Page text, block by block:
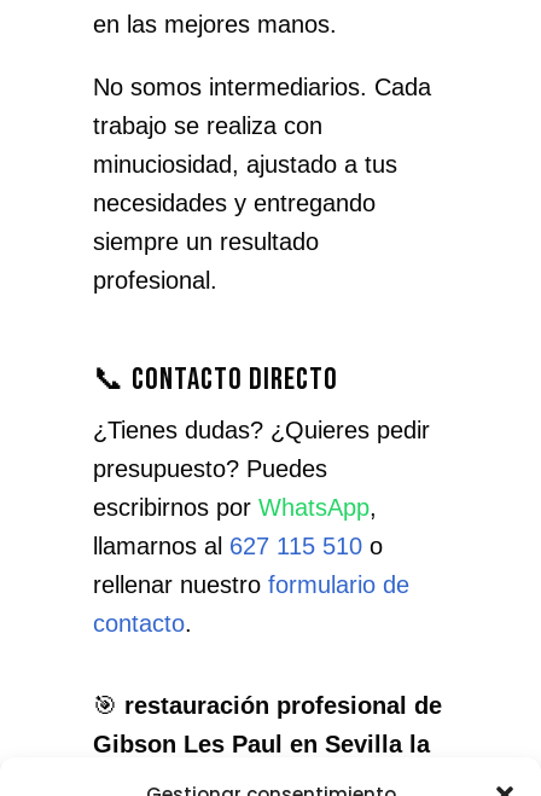
en las mejores manos.
No somos intermediarios. Cada
trabajo se realiza con
minuciosidad, ajustado a tus
necesidades y entregando
siempre un resultado
profesional.
📞 Contacto directo
¿Tienes dudas? ¿Quieres pedir
presupuesto? Puedes
escribirnos por WhatsApp,
llamarnos al 627 115 510o
rellenar nuestro formulario de
contacto.
🎯 restauración profesional de
Gibson Les Paul en Sevilla la
Nueva
: el servicio que necesitas,